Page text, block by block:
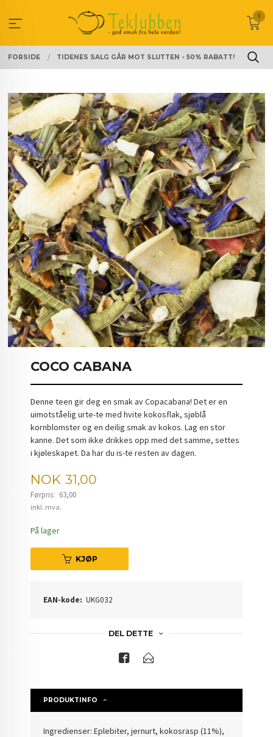
innholdet
0
FORSIDE TIDENES SALG GÅR MOT SLUTTEN - 50% RABATT!
COCO CABANA
Denne teen gir deg en smak av Copacabana! Det er en
uimotståelig urte-te med hvite kokosflak, sjøblå
kornblomster og en deilig smak av kokos. Lag en stor
kanne. Det som ikke drikkes opp med det samme, settes
i kjøleskapet. Da har du is-te resten av dagen.
Tilbud
NOK 31,00
Førpris: 63,00
Rabatt
inkl. mva.
På lager
KJØP
EAN-kode: UKG032
DEL DETTE
PRODUKTINFO
Ingredienser: Eplebiter, jernurt, kokosrasp (11%),